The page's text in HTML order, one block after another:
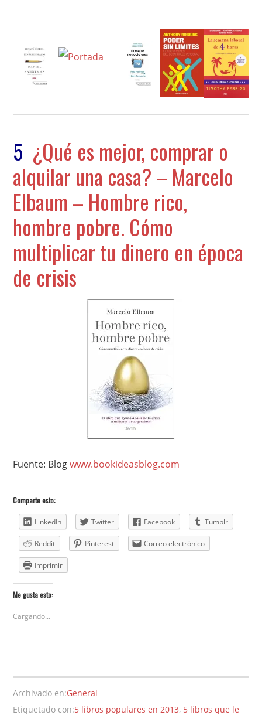
5 ¿Qué es mejor, comprar o
alquilar una casa? – Marcelo
Elbaum – Hombre rico,
hombre pobre. Cómo
multiplicar tu dinero en época
de crisis
Fuente: Blogwww.bookideasblog.com
Comparte esto:
LinkedIn Twitter Facebook Tumblr
Reddit Pinterest Correo electrónico
Imprimir
Me gusta esto:
Cargando...
Archivado en:General
Etiquetado con:5 libros populares en 2013, 5 libros que le